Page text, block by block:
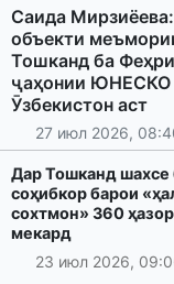
Саида
объекти
Тошканд ба
ҷаҳонии ЮНЕСКО
Ӯзбекистон аст
27 июл 2026,
Дар Тошканд шахсе
соҳибкор барои
сохтмон» 360
мекард
23 июл 2026,